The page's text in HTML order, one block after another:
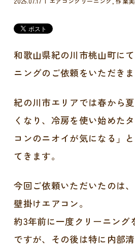
和歌山県紀の川市桃山町に
ニングのご依頼をいただき
紀の川市エリアでは春から
くなり、冷房を使い始めた
コンのニオイが気になる」
てきます。
今回ご依頼いただいたのは
壁掛けエアコン。
約3年前に一度クリーニング
ですが、その後は特に内部